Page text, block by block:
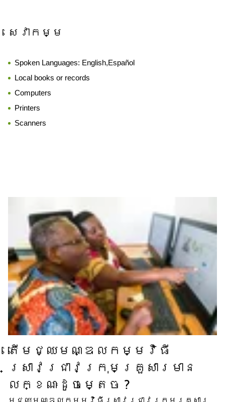
សេវាកម្ម
Spoken Languages: English,Español
Local books or records
Computers
Printers
Scanners
តើ​មជ្ឈមណ្ឌល​កម្មវិធី​
ស្រាវជ្រាវ​ក្រុមគ្រួសារ​មាន​
លក្ខណៈ​ដូចម្តេច ?
មជ្ឈមណ្ឌល​កម្មវិធី​ស្រាវជ្រាវ​ក្រុមគ្រួសារ​